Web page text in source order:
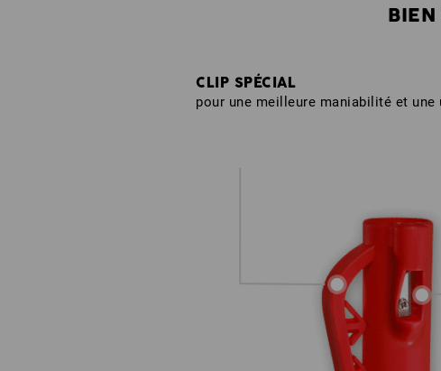
BIEN
CLIP SPÉCIAL
pour une meilleure maniabilité et